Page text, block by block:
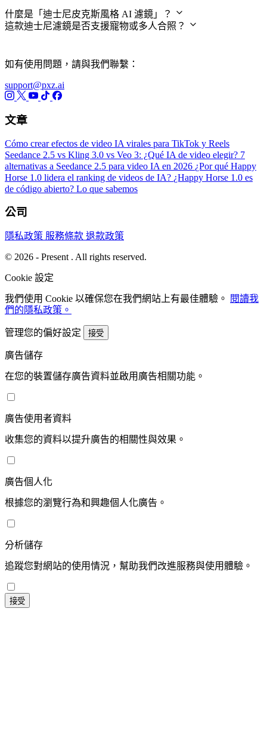
什麼是「迪士尼皮克斯風格 AI 濾鏡」？
這款迪士尼濾鏡是否支援寵物或多人合照？
如有使用問題，請與我們聯繫：
support@pxz.ai
文章
Cómo crear efectos de video IA virales para TikTok y Reels
Seedance 2.5 vs Kling 3.0 vs Veo 3: ¿Qué IA de video elegir? 7
alternativas a Seedance 2.5 para video IA en 2026 ¿Por qué Happy
Horse 1.0 lidera el ranking de videos de IA? ¿Happy Horse 1.0 es
de código abierto? Lo que sabemos
公司
隱私政策 服務條款 退款政策
© 2026 - Present . All rights reserved.
Cookie 設定
我們使用 Cookie 以確保您在我們網站上有最佳體驗。
閱讀我
們的隱私政策。
管理您的偏好設定 接受
廣告儲存
在您的裝置儲存廣告資料並啟用廣告相關功能。
廣告使用者資料
收集您的資料以提升廣告的相關性與效果。
廣告個人化
根據您的瀏覽行為和興趣個人化廣告。
分析儲存
追蹤您對網站的使用情況，幫助我們改進服務與使用體驗。
接受